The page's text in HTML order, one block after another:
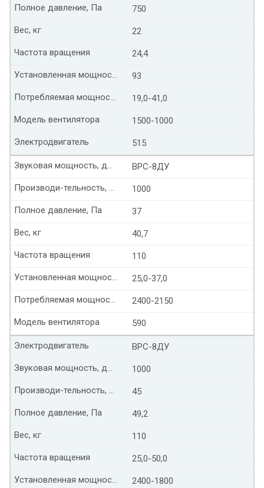
750
Полное давление, Па
22
Вес, кг
24,4
Частота вращения
93
Установленная мощность, кВт
19,0-41,0
Потребляемая мощность, кВт
1500-1000
Модель вентилятора
515
Электродвигатель
ВРС-8ДУ
Звуковая мощность, дБ(А)
1000
Производи-тельность, тыс. м³/час
37
Полное давление, Па
40,7
Вес, кг
110
Частота вращения
25,0-37,0
Установленная мощность, кВт
2400-2150
Потребляемая мощность, кВт
590
Модель вентилятора
ВРС-8ДУ
Электродвигатель
1000
Звуковая мощность, дБ(А)
45
Производи-тельность, тыс. м³/час
49,2
Полное давление, Па
110
Вес, кг
25,0-50,0
Частота вращения
2400-1800
Установленная мощность, кВт